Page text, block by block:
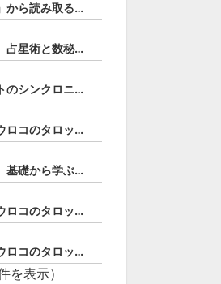
🎥「偶然」から読み取る「必然」の兆し：イベント・チャート・メソッド
🎥全２回 占星術と数秘術シンボルを交えたタロットリーディング技法（宏林）
🎥タロットのシンクロニシティ・コンビネーションリーディング（宏林）
🎥目からウロコのタロットリーディング入門（宏林）
🎥全８回 基礎から学ぶ！実践タロット／大アルカナ編（宏林）
🎥目からウロコのタロットリーディング／ストーリー作りのコツ（宏林）
🎥目からウロコのタロットリーディング／１年を読む！（宏林）
を表示）